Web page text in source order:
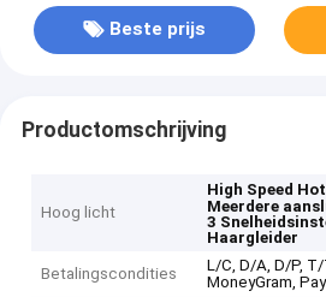
Beste prijs
Productomschrijving
Hoog licht
High Speed
Meerdere
3
Haargleider
Betalingscondities
L/C, D/A, D/P,
MoneyGram,